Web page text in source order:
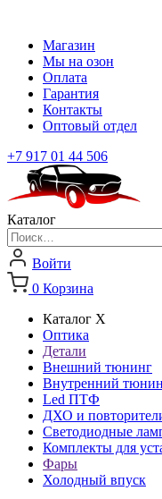
Магазин
Мы на озон
Оплата
Гарантия
Контакты
Оптовый отдел
+7 917 01 44 506
Каталог
Найти:
Войти
0 Корзина
Каталог X
Оптика
Детали
Внешний тюнинг
Внутренний
Led ПТФ
ДХО и
Светодиодные
Комплекты для
Фары
Холодный впуск